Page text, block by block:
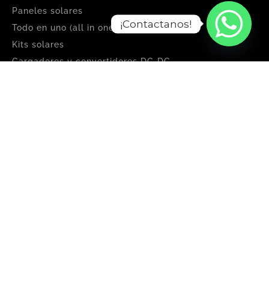
Paneles solares
Todo en uno (all in one)
Kits solares
Cargadores y convertidores DC‑DC
¡Contactanos!